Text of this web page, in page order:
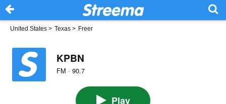
United States > Texas > Freer
KPBN
FM · 90.7
Play